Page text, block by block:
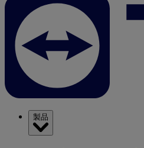
製品